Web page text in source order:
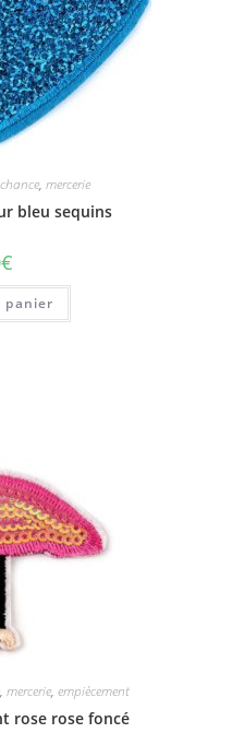
, mercerie
bleu sequins
€
panier
, mercerie, empiècement
rose rose foncé